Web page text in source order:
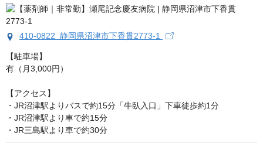
410-0822 静岡県沼津市下香貫2773-1
【駐車場】
有（月3,000円）
【アクセス】
・JR沼津駅よりバスで約15分「牛臥入口」下車徒歩約1分
・JR沼津駅より車で約15分
・JR三島駅より車で約30分